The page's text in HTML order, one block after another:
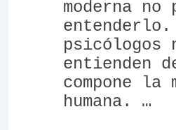
moderna no
entenderlo.
psicólogos
entienden
compone la
humana. …